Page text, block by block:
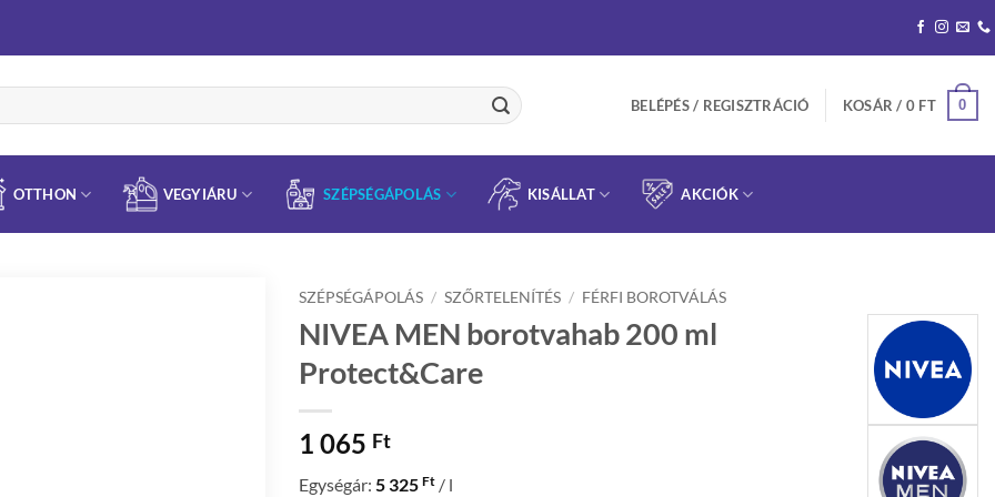
BELÉPÉS / REGISZTRÁCIÓ KOSÁR / 0 FT 0
OTTHON VEGYIÁRU SZÉPSÉGÁPOLÁS KISÁLLAT AKCIÓK
SZÉPSÉGÁPOLÁS / SZŐRTELENÍTÉS / FÉRFI BOROTVÁLÁS
NIVEA MEN borotvahab 200 ml
Protect&Care
1 065 Ft
Egységár: 5 325 Ft / l